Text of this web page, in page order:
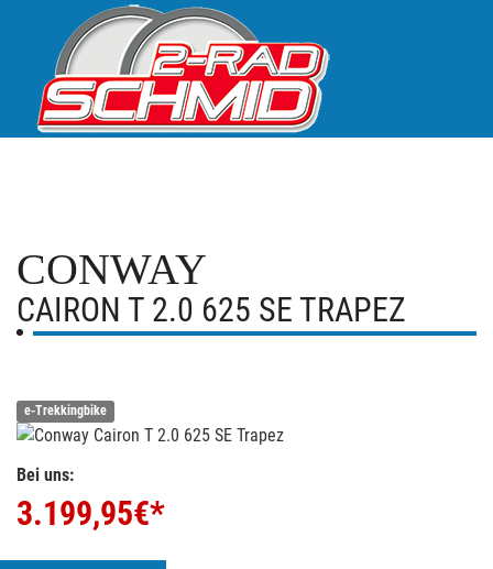
CONWAY
CAIRON T 2.0 625 SE TRAPEZ
e-Trekkingbike
Bei uns:
3.199,95€*